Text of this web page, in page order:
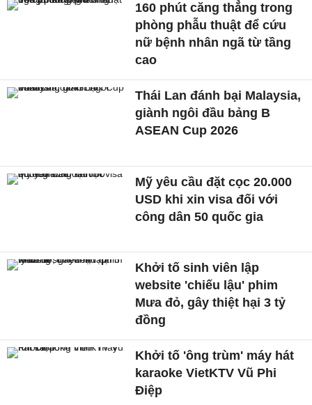
160 phút căng thẳng trong
phòng phẫu thuật để cứu
nữ bệnh nhân ngã từ tầng
cao
Thái Lan đánh bại Malaysia,
giành ngôi đầu bảng B
ASEAN Cup 2026
Mỹ yêu cầu đặt cọc 20.000
USD khi xin visa đối với
công dân 50 quốc gia
Khởi tố sinh viên lập
website 'chiếu lậu' phim
Mưa đỏ, gây thiệt hại 3 tỷ
đồng
Khởi tố 'ông trùm' máy hát
karaoke VietKTV Vũ Phi
Điệp